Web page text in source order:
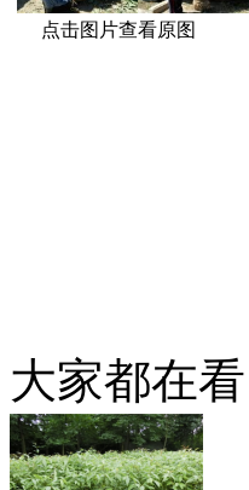
点击图片查看原图
大家都在看